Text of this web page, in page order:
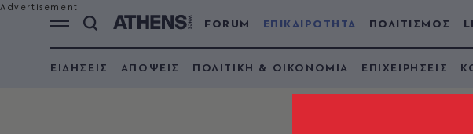
FORUM ΕΠΙΚΑΙΡΟΤΗΤΑ ΠΟΛΙΤΙΣΜΟΣ
ΕΙΔΗΣΕΙΣ ΑΠΟΨΕΙΣ ΠΟΛΙΤΙΚΗ & ΟΙΚΟΝΟΜΙΑ ΕΠΙΧΕΙΡΗΣΕΙΣ